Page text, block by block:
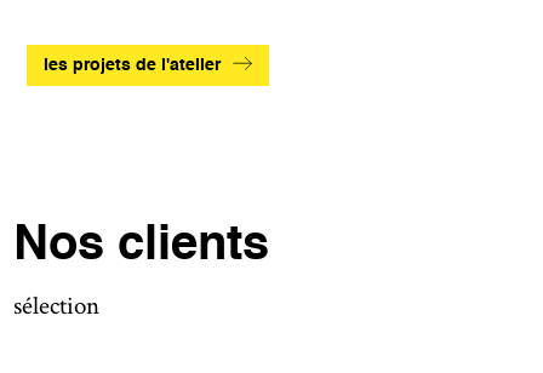
les projets de l'atelier
Nos clients
sélection